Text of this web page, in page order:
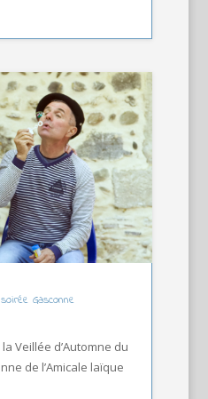
Gasconne
Veillée d’Automne du
de l’Amicale laïque